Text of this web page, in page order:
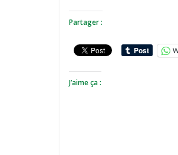
Partager :
J’aime ça :